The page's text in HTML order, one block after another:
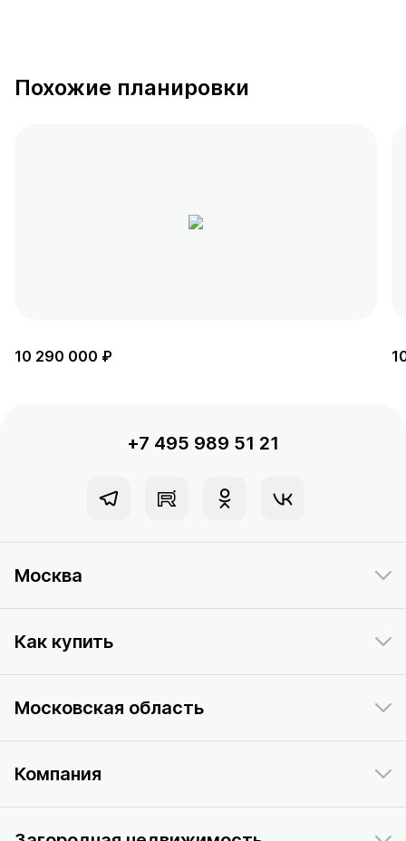
Похожие планировки
10 290 000 ₽
+7 495 989 51 21
Москва
Как купить
Московская область
Компания